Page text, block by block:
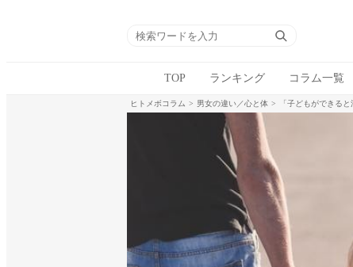
TOP ランキング コラム一覧
ヒトメボコラム 男女の違い／心と体 「子どもができる